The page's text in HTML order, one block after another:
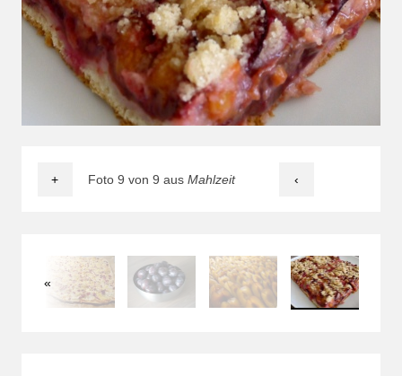
Foto 9 von 9 aus Mahlzeit
+ ‹
«